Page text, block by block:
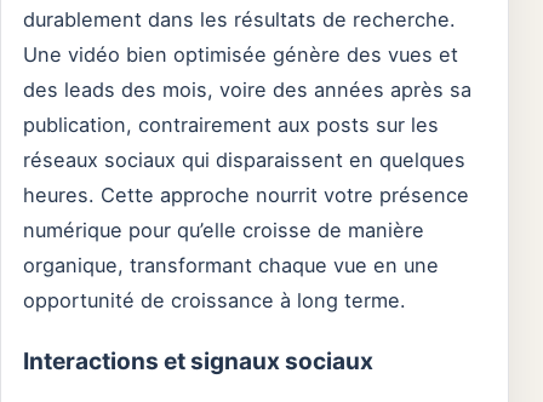
durablement dans les résultats de recherche.
Une vidéo bien optimisée génère des vues et
des leads des mois, voire des années après sa
publication, contrairement aux posts sur les
réseaux sociaux qui disparaissent en quelques
heures. Cette approche nourrit votre présence
numérique pour qu’elle croisse de manière
organique, transformant chaque vue en une
opportunité de croissance à long terme.
Interactions et signaux sociaux